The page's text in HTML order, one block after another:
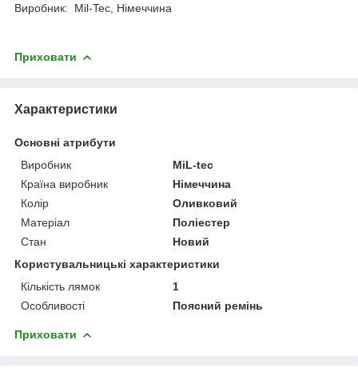
Виробник: Mil-Tec, Німеччина
Приховати
Характеристики
Основні атрибути
Виробник
MiL-tec
Країна виробник
Німеччина
Колір
Оливковий
Матеріал
Поліестер
Стан
Новий
Користувальницькі характеристики
Кількість лямок
1
Особливості
Поясний ремінь
Приховати